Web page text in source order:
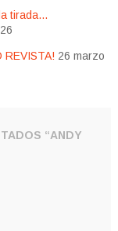
tirada…
REVISTA! 26 marzo
“ANDY